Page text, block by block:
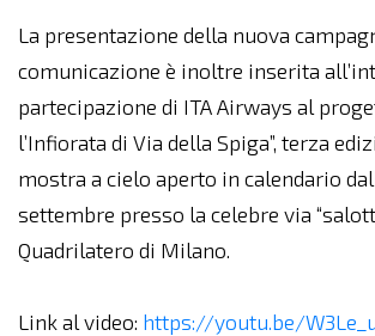
La presentazione della nuova
comunicazione è inoltre inserita
partecipazione di ITA Airways al
l’Infiorata di Via della Spiga”, terza
mostra a cielo aperto in calendario
settembre presso la celebre via
Quadrilatero di Milano.
Link al video: https://youtu.be/